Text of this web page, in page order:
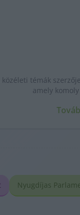
témák
amely
Nyugdíjas